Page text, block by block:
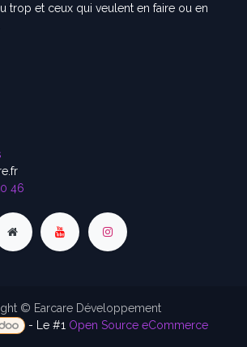
trop et ceux qui veulent en faire ou en
46
© Earcare Développement
- Le #1 Open Source eCommerce